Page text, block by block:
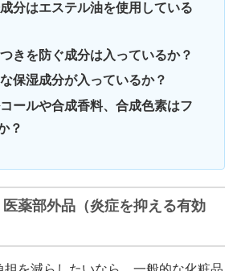
分はエステル油を使用している
きを防ぐ成分は入っているか？
保湿成分が入っているか？
ールや合成香料、合成色素はフ
？
医薬部外品（炎症を抑える有効